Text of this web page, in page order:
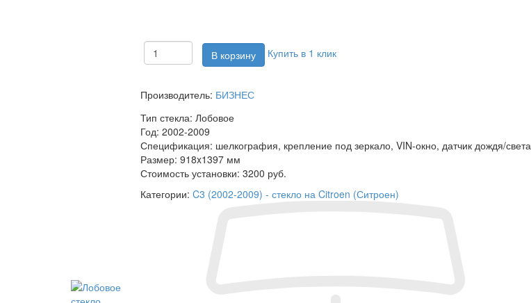
Купить в 1 клик
Производитель: БИЗНЕС
Тип стекла: Лобовое
Год: 2002-2009
Спецификация: шелкография, крепление под зеркало, VIN-окно, датчик дождя/света
Размер: 918x1397 мм
Стоимость установки: 3200 руб.
Категории: C3 (2002-2009) - стекло на Citroen (Ситроен)